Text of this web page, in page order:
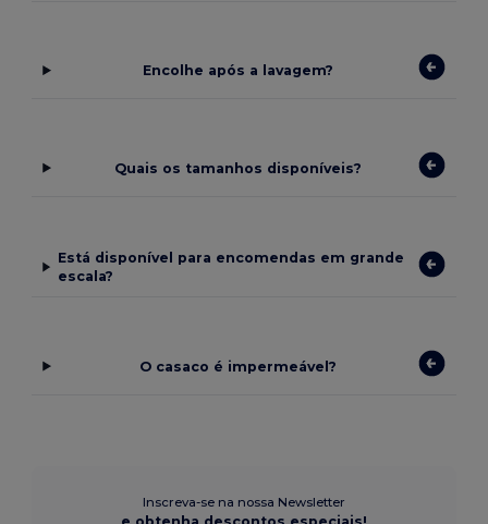
Encolhe após a lavagem?
Quais os tamanhos disponíveis?
Está disponível para encomendas em grande
escala?
O casaco é impermeável?
Inscreva-se na nossa Newsletter